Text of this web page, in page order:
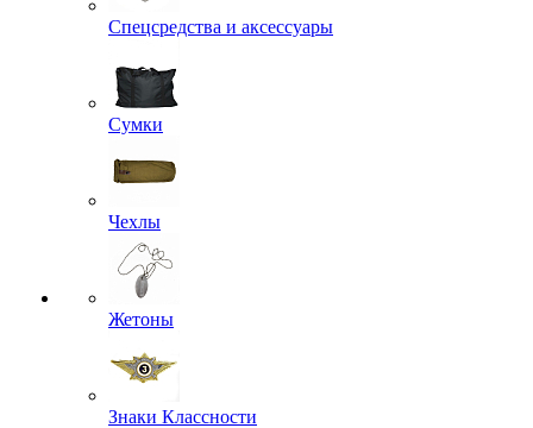
Спецсредства и аксессуары
Сумки
Чехлы
Жетоны
Знаки Классности